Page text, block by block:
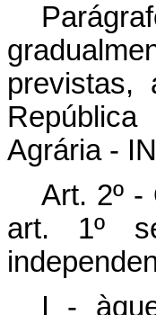
previstas,
Agrária -
Art. 2º -
art. 1º
I -